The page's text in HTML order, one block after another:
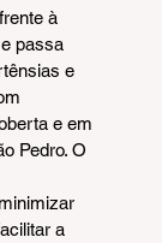
à
passa
e
e em
Pedro. O
a